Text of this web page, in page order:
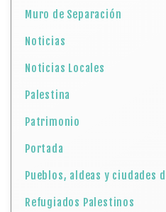
Muro de Separación
Noticias
Noticias Locales
Palestina
Patrimonio
Portada
Pueblos, aldeas y ciudades
Refugiados Palestinos